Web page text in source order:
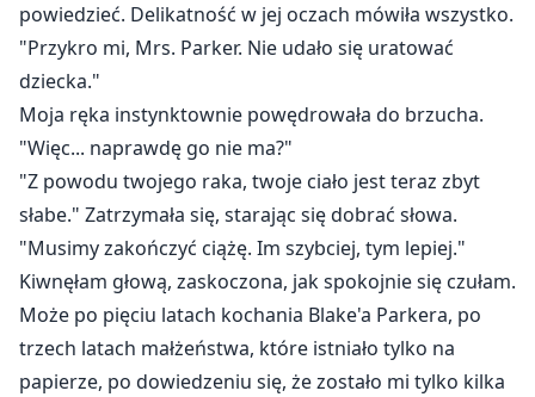
powiedzieć. Delikatność w jej oczach mówiła wszystko.
"Przykro mi, Mrs. Parker. Nie udało się uratować
dziecka."
Moja ręka instynktownie powędrowała do brzucha.
"Więc... naprawdę go nie ma?"
"Z powodu twojego raka, twoje ciało jest teraz zbyt
słabe." Zatrzymała się, starając się dobrać słowa.
"Musimy zakończyć ciążę. Im szybciej, tym lepiej."
Kiwnęłam głową, zaskoczona, jak spokojnie się czułam.
Może po pięciu latach kochania Blake'a Parkera, po
trzech latach małżeństwa, które istniało tylko na
papierze, po dowiedzeniu się, że zostało mi tylko kilka